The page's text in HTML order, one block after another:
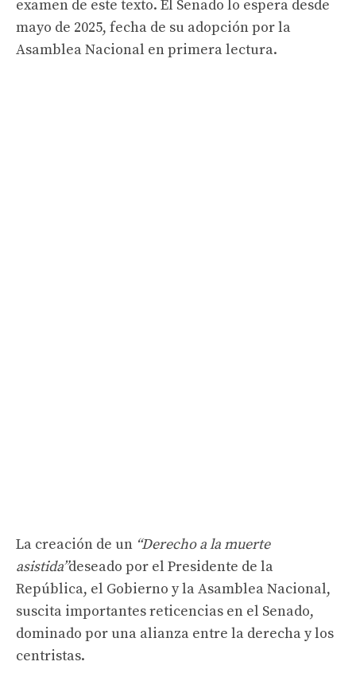
examen de este texto. El Senado lo espera desde
mayo de 2025, fecha de su adopción por la
Asamblea Nacional en primera lectura.
La creación de un “Derecho a la muerte
asistida”deseado por el Presidente de la
República, el Gobierno y la Asamblea Nacional,
suscita importantes reticencias en el Senado,
dominado por una alianza entre la derecha y los
centristas.